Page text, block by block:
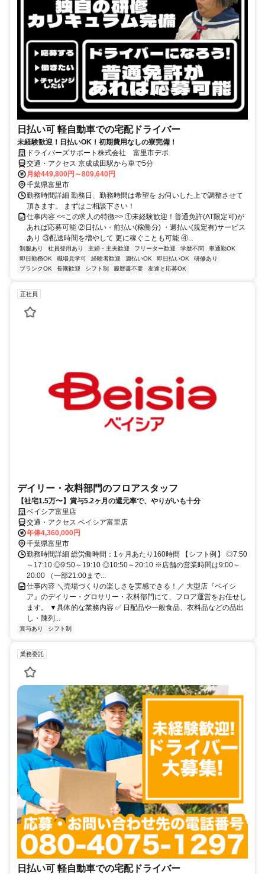
日払い可 軽自動車での宅配ドライバー
未経験歓迎！日払いOK！初期費用なしの寮完備！
ドライバーズサポート株式会社 富里市デポ
交通・アクセス 京成成田駅から車で5分
月給449,800円～809,640円
千葉県富里市
勤務時間詳細 勤務日、勤務時間は希望を お伺いした上で調整させて
頂きます。 まずはご相談下さい！
仕事内容 <<この求人の特徴>> ①未経験歓迎！普通免許(AT限定可)が
あれば応募可能 ②日払い・前払い(稼働分) ・週払い(規定有)サービス
あり ③配送時間を増やして 更に稼ぐことも可能 ④...
制服あり 社員登用あり 主婦・主夫歓迎 フリーター歓迎 学歴不問
車通勤OK
即日勤務OK
職場見学可 経験者歓迎 週払いOK 即日払いOK
研修あり
ブランクOK
長期歓迎 シフト制 履歴書不要 友達と応募OK
正社員
デイリー・衣料部門のフロアスタッフ
【社宅1.5万〜】賞与5.2ヶ月の還元率で、やりがいも十分
ベイシア富里店
交通・アクセス ベイシア富里店
年俸4,360,000円
千葉県富里市
勤務時間詳細 総労働時間：1ヶ月あたり160時間 【シフト例】 ◎7:50
～17:10 ◎9:50～19:10 ◎10:50～20:10 ※店舗の営業時間は9:00～
20:00 （一部21:00まで...
仕事内容 ＼売場づくりの楽しさを実感できる！／ 大型店『ベイシ
ア』のデイリー・グロサリー・衣料部門にて、フロア運営をお任せし
ます。 ▼具体的な業務内容 ✅ 日配品や一般食品、衣料品などの品出
し・陳列...
賞与あり シフト制
業務委託
日払い可 軽自動車での宅配ドライバー